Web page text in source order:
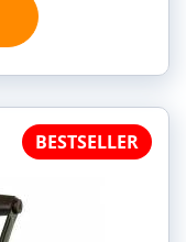
BESTSELLER